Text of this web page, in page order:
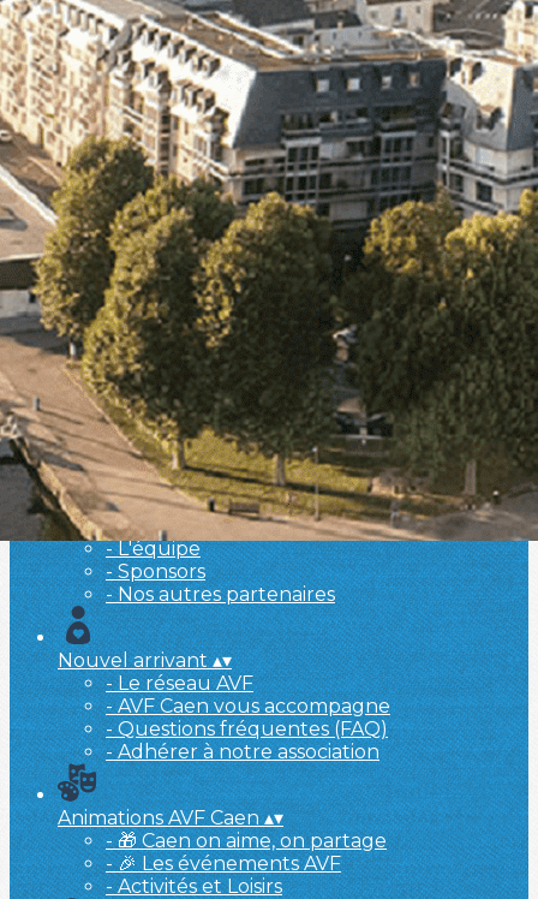
Exporter les lignes sélectionnées
Exporter toutes les colonnes
Exporter uniquement les colonnes affichées
Menu
<
>
- 🎁 Caen on aime, on partage
- 🎉 Les événements AVF
- Activités et Loisirs
Ajoutez un logo, un bouton, des réseaux sociaux
Cliquez pour éditer
L'association▴▾
- L'association
- Brochure
- L'équipe
- Sponsors
- Nos autres partenaires
Nouvel arrivant▴▾
- Le réseau AVF
- AVF Caen vous accompagne
- Questions fréquentes (FAQ)
- Adhérer à notre association
Animations AVF Caen▴▾
- 🎁 Caen on aime, on partage
- 🎉 Les événements AVF
- Activités et Loisirs